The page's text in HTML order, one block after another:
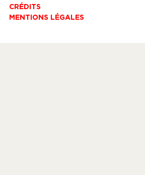
CRÉDITS
MENTIONS LÉGALES